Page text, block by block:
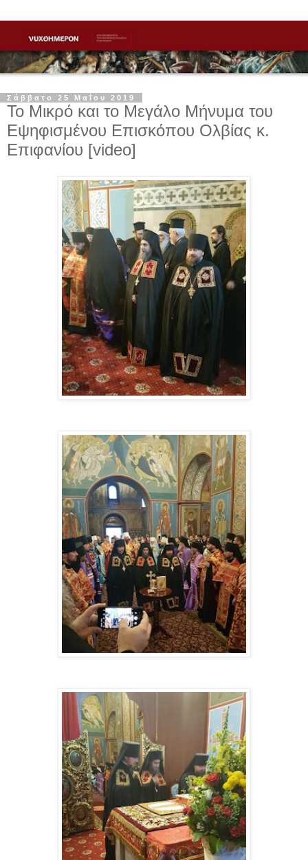
Σάββατο 25 Μαΐου 2019
Το Μικρό και το Μεγάλο Μήνυμα του
Εψηφισμένου Επισκόπου Ολβίας κ.
Επιφανίου [video]